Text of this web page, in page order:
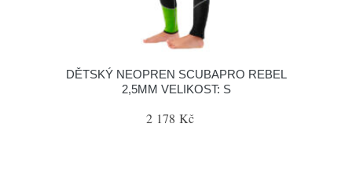
DĚTSKÝ NEOPREN SCUBAPRO REBEL
2,5MM VELIKOST: S
2 178 Kč